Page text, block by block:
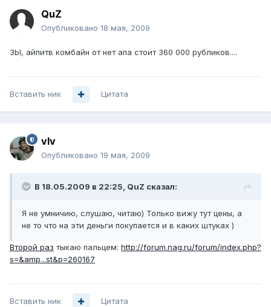
QuZ
Опубликовано 18 мая, 2009
ЗЫ, айпитв комбайн от нет апа стоит 360 000 рубликов....
Вставить ник Цитата
vIv
Опубликовано 19 мая, 2009
В 18.05.2009 в 22:25, QuZ сказал:
Я не умничию, слушаю, читаю) Только вижу тут цены, а
не то что на эти деньги покупается и в каких штуках )
Второй раз тыкаю пальцем: http://forum.nag.ru/forum/index.php?
s=&amp...st&p=260167
Вставить ник Цитата